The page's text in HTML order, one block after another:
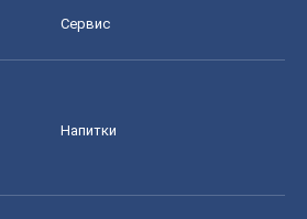
Сервис
Напитки